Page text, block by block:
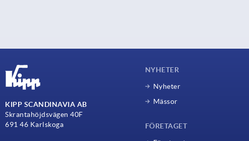
KIPP SCANDINAVIA AB
Skrantahöjdsvägen 40F
691 46 Karlskoga
NYHETER
Nyheter
Mässor
FÖRETAGET